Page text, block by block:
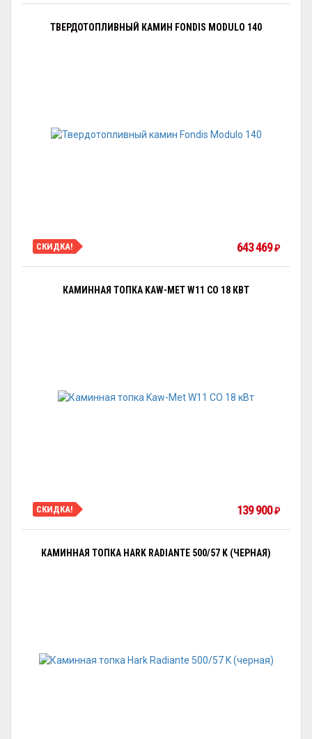
ТВЕРДОТОПЛИВНЫЙ КАМИН FONDIS MODULO 140
СКИДКА! 643 469₽
КАМИННАЯ ТОПКА KAW-MET W11 CO 18 КВТ
СКИДКА! 139 900₽
КАМИННАЯ ТОПКА HARK RADIANTE 500/57 K (ЧЕРНАЯ)